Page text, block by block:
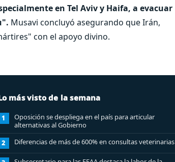
en Tel Aviv y Haifa, a evacuar
Musavi concluyó asegurando que Irán,
con el apoyo divino.
más visto de la semana
1
Oposición se despliega en el país para articular
alternativas al Gobierno
2 Diferencias de más de 600% en consultas veterinarias